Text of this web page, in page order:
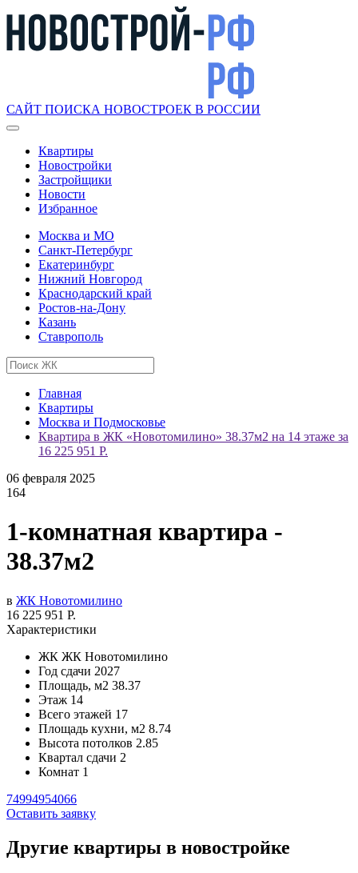
САЙТ ПОИСКА НОВОСТРОЕК В РОССИИ
Квартиры
Новостройки
Застройщики
Новости
Избранное
Москва и МО
Санкт-Петербург
Екатеринбург
Нижний Новгород
Краснодарский край
Ростов-на-Дону
Казань
Ставрополь
Главная
Квартиры
Москва и Подмосковье
Квартира в ЖК «Новотомилино» 38.37м2 на 14 этаже за
16 225 951 Р.
06 февраля 2025
164
1-комнатная квартира -
38.37м2
в ЖК Новотомилино
16 225 951 Р.
Характеристики
ЖК ЖК Новотомилино
Год сдачи 2027
Площадь, м2 38.37
Этаж 14
Всего этажей 17
Площадь кухни, м2 8.74
Высота потолков 2.85
Квартал сдачи 2
Комнат 1
74994954066
Оставить заявку
Другие квартиры в новостройке